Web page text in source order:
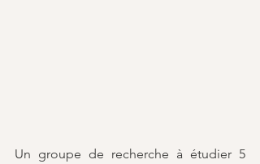
Un groupe de recherche à étudier 5